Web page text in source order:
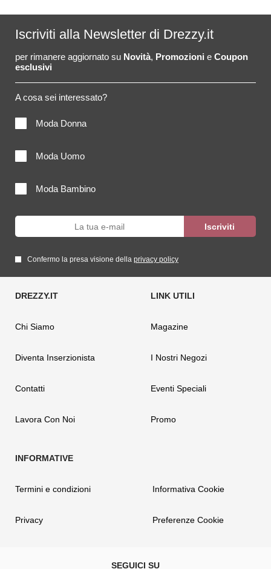
Iscriviti alla Newsletter di Drezzy.it
per rimanere aggiornato su Novità, Promozioni e Coupon
esclusivi
A cosa sei interessato?
Moda Donna
Moda Uomo
Moda Bambino
Confermo la presa visione della privacy policy
Chi Siamo
Diventa Inserzionista
Contatti
Lavora Con Noi
Magazine
I Nostri Negozi
Eventi Speciali
Promo
Termini e condizioni
Privacy
Informativa Cookie
Preferenze Cookie